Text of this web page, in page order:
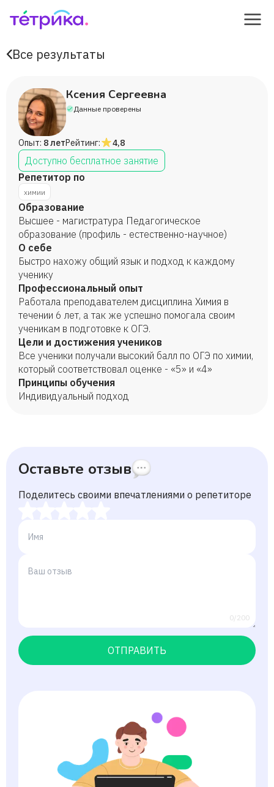
Все результаты
Ксения Сергеевна
Данные проверены
Опыт: 8 летРейтинг: 4,8
Доступно бесплатное занятие
Репетитор по
химии
Образование
Высшее - магистратура Педагогическое
образование (профиль - естественно-научное)
О себе
Быстро нахожу общий язык и подход к каждому
ученику
Профессиональный опыт
Работала преподавателем дисциплина Химия в
течении 6 лет, а так же успешно помогала своим
ученикам в подготовке к ОГЭ.
Цели и достижения учеников
Все ученики получали высокий балл по ОГЭ по химии,
который соответствовал оценке - «5» и «4»
Принципы обучения
Индивидуальный подход
Оставьте отзыв
Поделитесь своими впечатлениями о репетиторе
0/200
ОТПРАВИТЬ